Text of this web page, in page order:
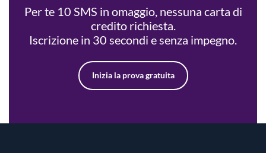
Per te 10 SMS in omaggio, nessuna carta di
credito richiesta.
Iscrizione in 30 secondi e senza impegno.
Inizia la prova gratuita